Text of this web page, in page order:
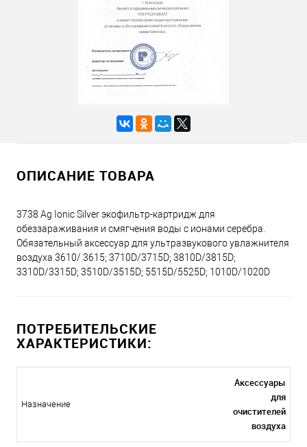
ОПИСАНИЕ ТОВАРА
3738 Ag Ionic Silver экофильтр-картридж для
обеззараживания и смягчения воды с ионами серебра.
Обязательный аксессуар для ультразвукового увлажнителя
воздуха 3610/ 3615; 3710D/3715D; 3810D/3815D;
3310D/3315D; 3510D/3515D; 5515D/5525D; 1010D/1020D
ПОТРЕБИТЕЛЬСКИЕ
ХАРАКТЕРИСТИКИ:
Назначение
Аксессуары
для
очистителей
воздуха